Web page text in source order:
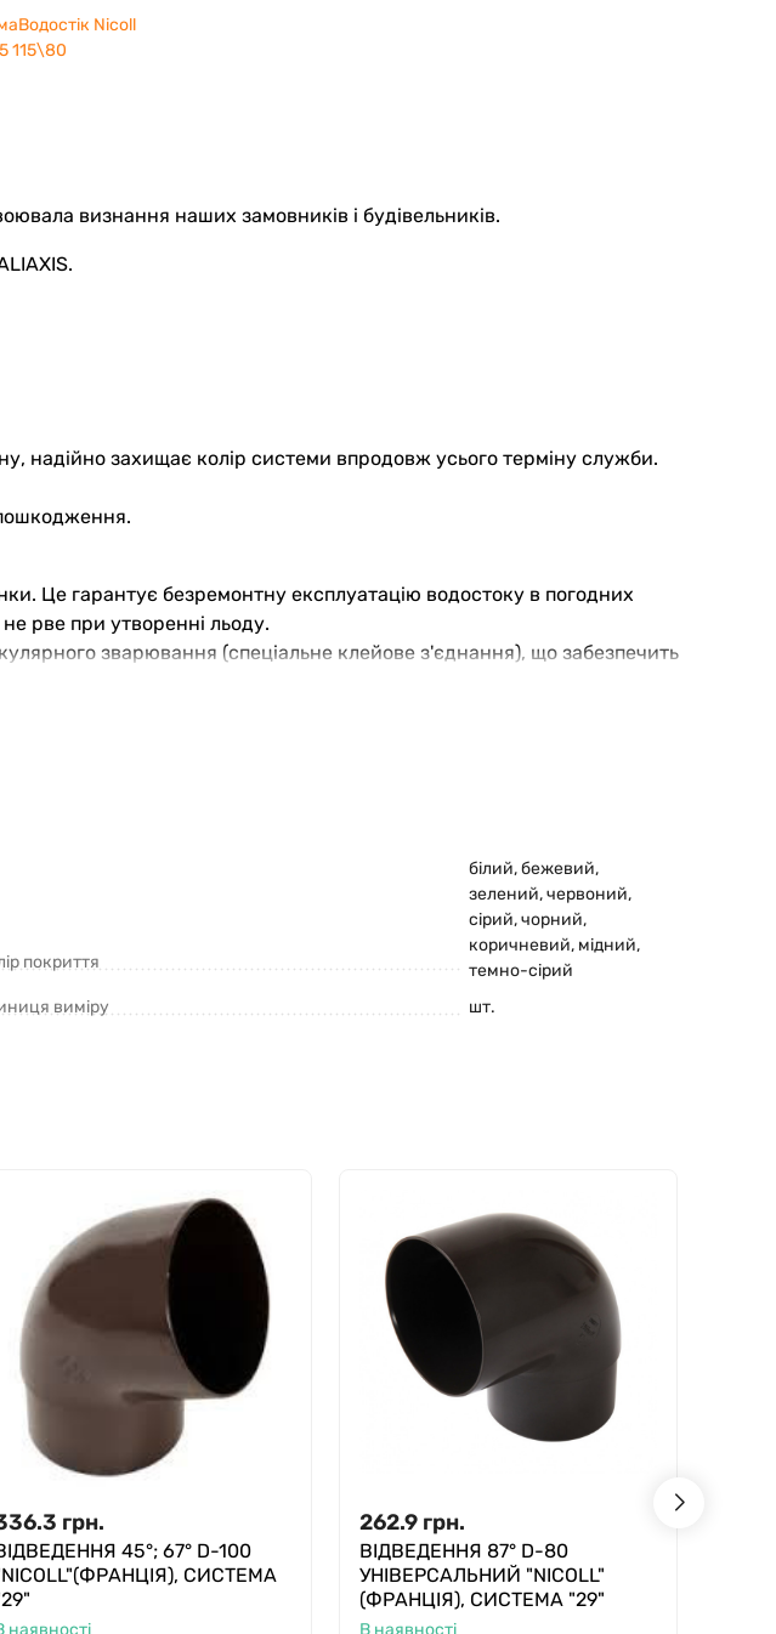
Водостік Nicoll
115\80
визнання наших замовників і будівельників.
надійно захищає колір системи впродовж усього терміну служби.
Це гарантує безремонтну експлуатацію водостоку в погодних
рве при утворенні льоду.
зварювання (спеціальне клейове з'єднання), що забезпечить
(град, сніг і вітер).
покриття
білий,бежевий,
зелений,червоний,
сірий,чорний,
коричневий, мідний,
темно-сірий
виміру
шт.
грн.
45°; 67° D-100
СИСТЕМА
262.9 грн.
ВІДВЕДЕННЯ 87° D-80
УНІВЕРСАЛЬНИЙ "NICOLL"
(ФРАНЦІЯ), СИСТЕМА "29"